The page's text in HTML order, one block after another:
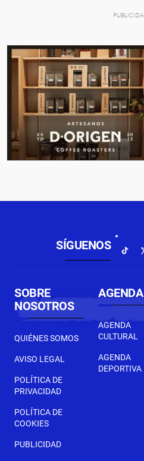
SÍGUENOS
SOBRE
NOSOTROS
QUIÉNES SOMOS
AVISO LEGAL
POLÍTICA DE
PRIVACIDAD
POLÍTICA DE
COOKIES
PUBLICIDAD
AGENDA
AGENDA
CULTURAL
AGENDA
DEPORTIVA